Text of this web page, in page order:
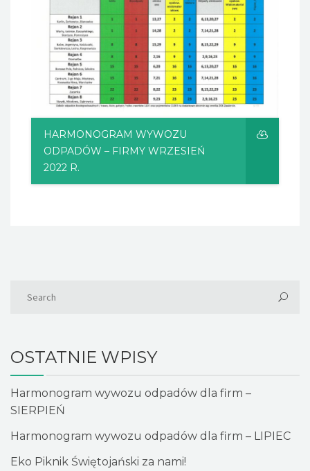
HARMONOGRAM WYWOZU
ODPADÓW – FIRMY WRZESIEŃ
2022 R.
OSTATNIE WPISY
Harmonogram wywozu odpadów dla firm –
SIERPIEŃ
Harmonogram wywozu odpadów dla firm – LIPIEC
Eko Piknik Świętojański za nami!